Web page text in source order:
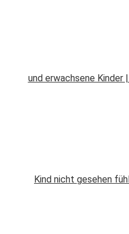
und erwachsene Kinder
Kind nicht gesehen